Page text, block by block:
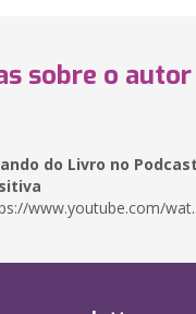
sobre o autor
do Livro no
www.youtube.com/